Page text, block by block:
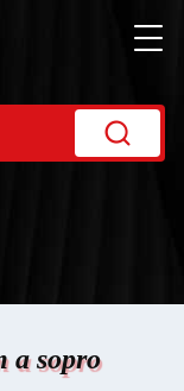
a sopro